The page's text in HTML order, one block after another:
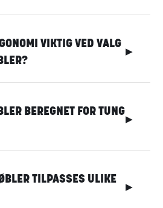
VIKTIG VED VALG
▶
BEREGNET FOR TUNG
▶
TILPASSES ULIKE
▶